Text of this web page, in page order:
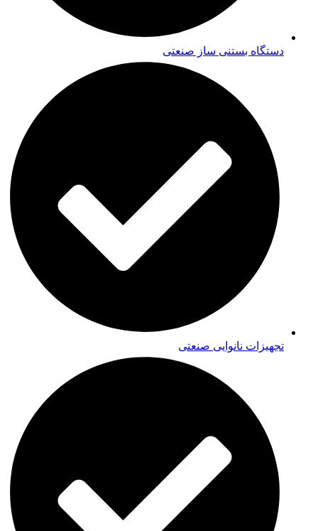
دستگاه بستنی ساز صنعتی
تجهیزات نانوایی صنعتی